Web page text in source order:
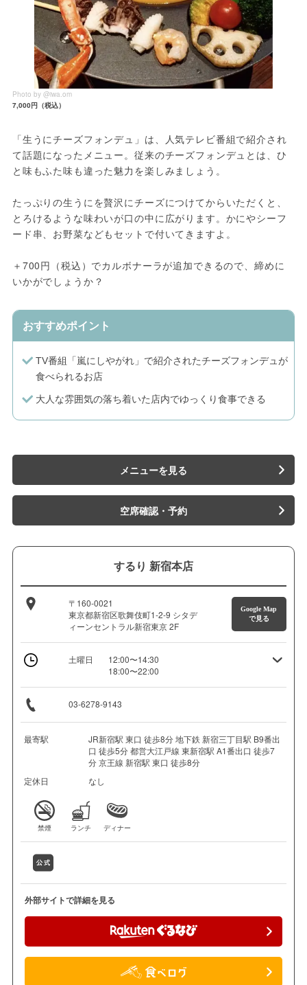
Photo by @iwa.om
7,000円（税込）
「生うにチーズフォンデュ」は、人気テレビ番組で紹介され
て話題になったメニュー。従来のチーズフォンデュとは、ひ
と味もふた味も違った魅力を楽しみましょう。
たっぷりの生うにを贅沢にチーズにつけてからいただくと、
とろけるような味わいが口の中に広がります。かにやシーフ
ード串、お野菜などもセットで付いてきますよ。
＋700円（税込）でカルボナーラが追加できるので、締めに
いかがでしょうか？
おすすめポイント
TV番組「嵐にしやがれ」で紹介されたチーズフォンデュが
食べられるお店
大人な雰囲気の落ち着いた店内でゆっくり食事できる
メニューを見る
空席確認・予約
するり 新宿本店
〒160-0021
東京都新宿区歌舞伎町1-2-9 シタデ
ィーンセントラル新宿東京 2F
Google Map
で見る
土曜日
12:00〜14:30
18:00〜22:00
03-6278-9143
最寄駅
JR新宿駅 東口 徒歩8分 地下鉄 新宿三丁目駅 B9番出
口 徒歩5分 都営大江戸線 東新宿駅 A1番出口 徒歩7
分 京王線 新宿駅 東口 徒歩8分
定休日
なし
禁煙 ランチ ディナー
外部サイトで詳細を見る